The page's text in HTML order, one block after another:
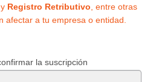
Registro Retributivo , entre otras
afectar a tu empresa o entidad.
la suscripción